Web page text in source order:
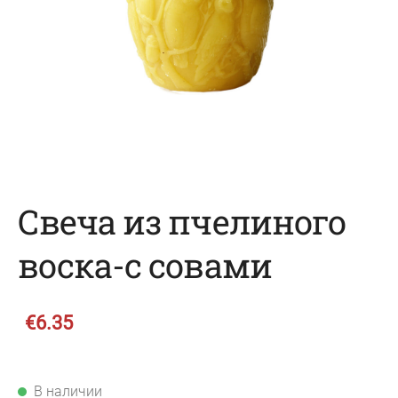
Свеча из пчелиного
воска-с совами
€6.35
В наличии